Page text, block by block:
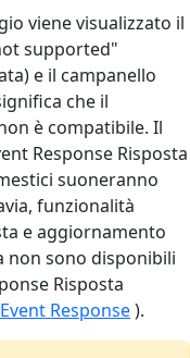
viene visualizzato il
supported"
e il campanello
che il
è compatibile. Il
Response Risposta
suoneranno
funzionalità
e aggiornamento
non sono disponibili
Risposta
Response).